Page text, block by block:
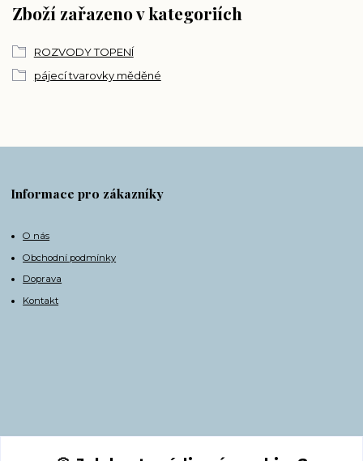
Zboží zařazeno v kategoriích
ROZVODY TOPENÍ
pájecí tvarovky měděné
Informace pro zákazníky
O nás
Obchodní podmínky
Doprava
Kontakt
Kontakty